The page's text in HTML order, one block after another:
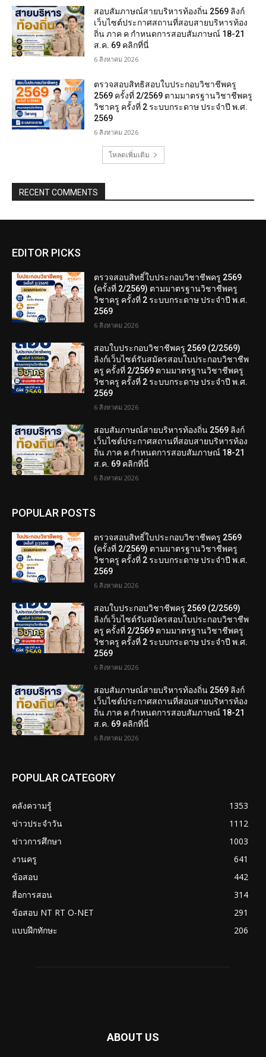
สอบสัมภาษณ์สายบริหารท้องถิ่น 2569 ลิงก์
เว็บไซต์ประกาศสถานที่สอบสายบริหารท้อง
ถิ่น ภาค ค กำหนดการสอบสัมภาษณ์ 18-21
ส.ค. 69 คลิกที่นี่
6 สิงหาคม 2026
ตรวจสอบสิทธิสอบใบประกอบวิชาชีพครู
2569 ครั้งที่ 2/2569 ตามมาตรฐานวิชาชีพครู
วิชาครู ครั้งที่ 2 ระบบกระดาษ ประจำปี พ.ศ.
2569
6 สิงหาคม 2026
โหลดเพิ่มเติม
RECENT COMMENTS
EDITOR PICKS
ตรวจสอบสิทธิ์ใบประกอบวิชาชีพครู 2569
(ครั้งที่ 2/2569) ตามมาตรฐานวิชาชีพครู
วิชาครู ครั้งที่ 2 ระบบกระดาษ ประจำปี พ.ศ.
2569
6 สิงหาคม 2026
สอบใบประกอบวิชาชีพครู 2569 (2/2569)
ลิงก์เว็บไซต์รับสมัครสอบใบประกอบวิชาชีพ
ครู ครั้งที่ 2/2569 ตามมาตรฐานวิชาชีพครู
วิชาครู ครั้งที่ 2 ระบบกระดาษ ประจำปี พ.ศ.
2569
6 สิงหาคม 2026
สอบสัมภาษณ์สายบริหารท้องถิ่น 2569 ลิงก์
เว็บไซต์ประกาศสถานที่สอบสายบริหารท้อง
ถิ่น ภาค ค กำหนดการสอบสัมภาษณ์ 18-21
ส.ค. 69 คลิกที่นี่
6 สิงหาคม 2026
POPULAR POSTS
ตรวจสอบสิทธิ์ใบประกอบวิชาชีพครู 2569
(ครั้งที่ 2/2569) ตามมาตรฐานวิชาชีพครู
วิชาครู ครั้งที่ 2 ระบบกระดาษ ประจำปี พ.ศ.
2569
6 สิงหาคม 2026
สอบใบประกอบวิชาชีพครู 2569 (2/2569)
ลิงก์เว็บไซต์รับสมัครสอบใบประกอบวิชาชีพ
ครู ครั้งที่ 2/2569 ตามมาตรฐานวิชาชีพครู
วิชาครู ครั้งที่ 2 ระบบกระดาษ ประจำปี พ.ศ.
2569
6 สิงหาคม 2026
สอบสัมภาษณ์สายบริหารท้องถิ่น 2569 ลิงก์
เว็บไซต์ประกาศสถานที่สอบสายบริหารท้อง
ถิ่น ภาค ค กำหนดการสอบสัมภาษณ์ 18-21
ส.ค. 69 คลิกที่นี่
6 สิงหาคม 2026
POPULAR CATEGORY
คลังความรู้
1353
ข่าวประจำวัน
1112
ข่าวการศึกษา
1003
งานครู
641
ข้อสอบ
442
สื่อการสอน
314
ข้อสอบ NT RT O-NET
291
แบบฝึกทักษะ
206
ABOUT US